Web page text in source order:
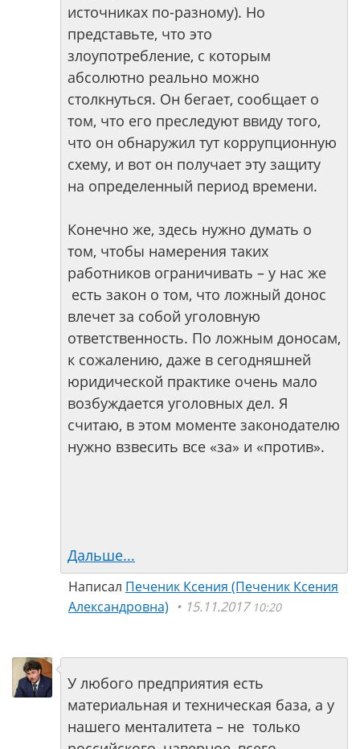
источниках по-разному). Но
представьте, что это
злоупотребление, с которым
абсолютно реально можно
столкнуться. Он бегает, сообщает о
том, что его преследуют ввиду того,
что он обнаружил тут коррупционную
схему, и вот он получает эту защиту
на определенный период времени.
Конечно же, здесь нужно думать о
том, чтобы намерения таких
работников ограничивать – у нас же
есть закон о том, что ложный донос
влечет за собой уголовную
ответственность. По ложным доносам,
к сожалению, даже в сегодняшней
юридической практике очень мало
возбуждается уголовных дел. Я
считаю, в этом моменте законодателю
нужно взвесить все «за» и «против».
Дальше...
Написал Печеник Ксения (Печеник Ксения
Александровна)
15.11.2017 10:20
У любого предприятия есть
материальная и техническая база, а у
нашего менталитета – не только